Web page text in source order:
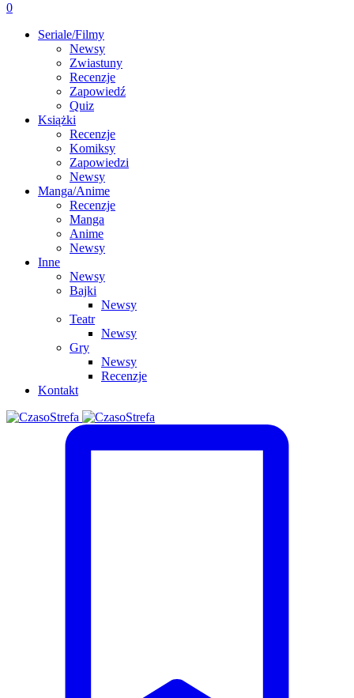
0
Seriale/Filmy
Newsy
Zwiastuny
Recenzje
Zapowiedź
Quiz
Książki
Recenzje
Komiksy
Zapowiedzi
Newsy
Manga/Anime
Recenzje
Manga
Anime
Newsy
Inne
Newsy
Bajki
Newsy
Teatr
Newsy
Gry
Newsy
Recenzje
Kontakt